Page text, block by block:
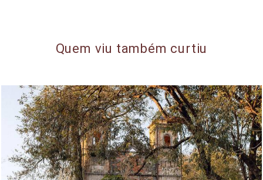
Quem viu também curtiu